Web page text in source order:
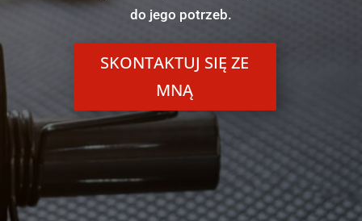
do jego potrzeb.
SKONTAKTUJ SIĘ ZE
MNĄ